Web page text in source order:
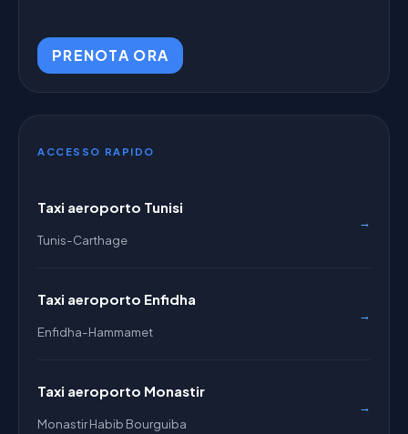
PRENOTA ORA
ACCESSO RAPIDO
Taxi aeroporto Tunisi
Tunis-Carthage
→
Taxi aeroporto Enfidha
Enfidha-Hammamet
→
Taxi aeroporto Monastir
Monastir Habib Bourguiba
→